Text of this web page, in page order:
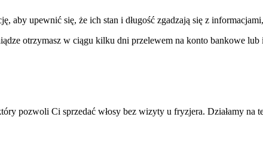
upewnić się, że ich stan i długość zgadzają się z informacjami,
otrzymasz w ciągu kilku dni przelewem na konto bankowe lub
pozwoli Ci sprzedać włosy bez wizyty u fryzjera. Działamy na